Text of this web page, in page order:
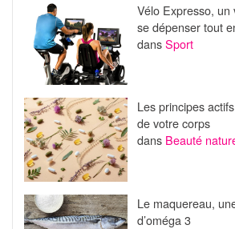
Vélo Expresso,
se dépenser tout
dansSport
Les principes
de votre corps
dans Beauté
Le maquereau,
d’oméga 3